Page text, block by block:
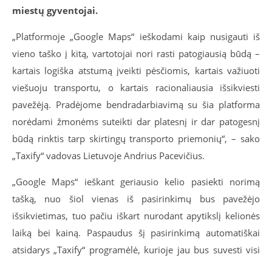
miestų gyventojai.
„Platformoje „Google Maps“ ieškodami kaip nusigauti iš
vieno taško į kitą, vartotojai nori rasti patogiausią būdą –
kartais logiška atstumą įveikti pėsčiomis, kartais važiuoti
viešuoju transportu, o kartais racionaliausia išsikviesti
pavežėją. Pradėjome bendradarbiavimą su šia platforma
norėdami žmonėms suteikti dar platesnį ir dar patogesnį
būdą rinktis tarp skirtingų transporto priemonių“, – sako
„Taxify“ vadovas Lietuvoje Andrius Pacevičius.
„Google Maps“ ieškant geriausio kelio pasiekti norimą
tašką, nuo šiol vienas iš pasirinkimų bus pavežėjo
išsikvietimas, tuo pačiu iškart nurodant apytikslį kelionės
laiką bei kainą. Paspaudus šį pasirinkimą automatiškai
atsidarys „Taxify“ programėlė, kurioje jau bus suvesti visi